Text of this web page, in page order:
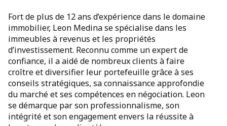
Fort de plus de 12 ans d’expérience dans le domaine
immobilier, Leon Medina se spécialise dans les
immeubles à revenus et les propriétés
d’investissement. Reconnu comme un expert de
confiance, il a aidé de nombreux clients à faire
croître et diversifier leur portefeuille grâce à ses
conseils stratégiques, sa connaissance approfondie
du marché et ses compétences en négociation. Leon
se démarque par son professionnalisme, son
intégrité et son engagement envers la réussite à